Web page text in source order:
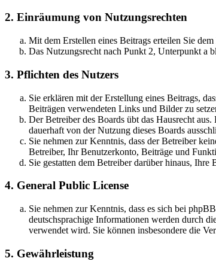
2. Einräumung von Nutzungsrechten
Mit dem Erstellen eines Beitrags erteilen Sie
Das Nutzungsrecht nach Punkt 2, Unterpunkt a
3. Pflichten des Nutzers
Sie erklären mit der Erstellung eines Beitrags,
Beiträgen verwendeten Links und Bilder zu
Der Betreiber des Boards übt das Hausrecht
dauerhaft von der Nutzung dieses Boards
Sie nehmen zur Kenntnis, dass der Betreiber
Betreiber, Ihr Benutzerkonto, Beiträge und
Sie gestatten dem Betreiber darüber hinaus,
4. General Public License
Sie nehmen zur Kenntnis, dass es sich bei
deutschsprachige Informationen werden durch
verwendet wird. Sie können insbesondere die
5. Gewährleistung